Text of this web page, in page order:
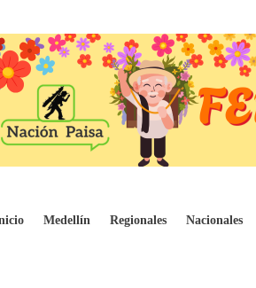
Medellín Regionales Nacionales